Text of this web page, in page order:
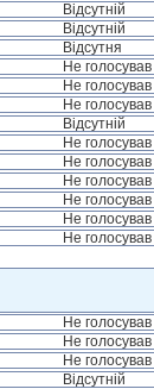
Відсутній
Відсутній
Відсутня
Не голосував
Не голосував
Не голосував
Відсутній
Не голосував
Не голосував
Не голосував
Не голосував
Не голосував
Не голосував
Не голосував
Не голосував
Не голосував
Відсутній